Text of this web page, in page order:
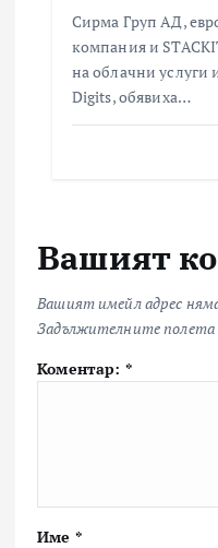
Сирма Груп АД,
компания и
на облачни услуги
Digits, обявиха…
Вашият
Вашият имейл адрес
Задължителните полета
Коментар: *
Име *